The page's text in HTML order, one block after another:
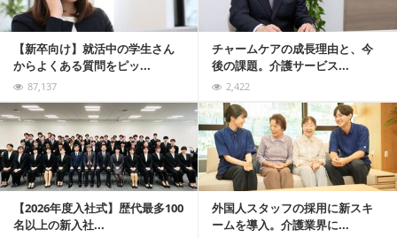
【新卒向け】就活中の学生さん
からよくある質問をピッ...
87,137
チャームケアの成長理由と、今
後の課題。介護サービス...
2,422
【2026年度入社式】歴代最多100
名以上の新入社...
外国人スタッフの採用に新スキ
ームを導入。介護業界に...
記事を読む